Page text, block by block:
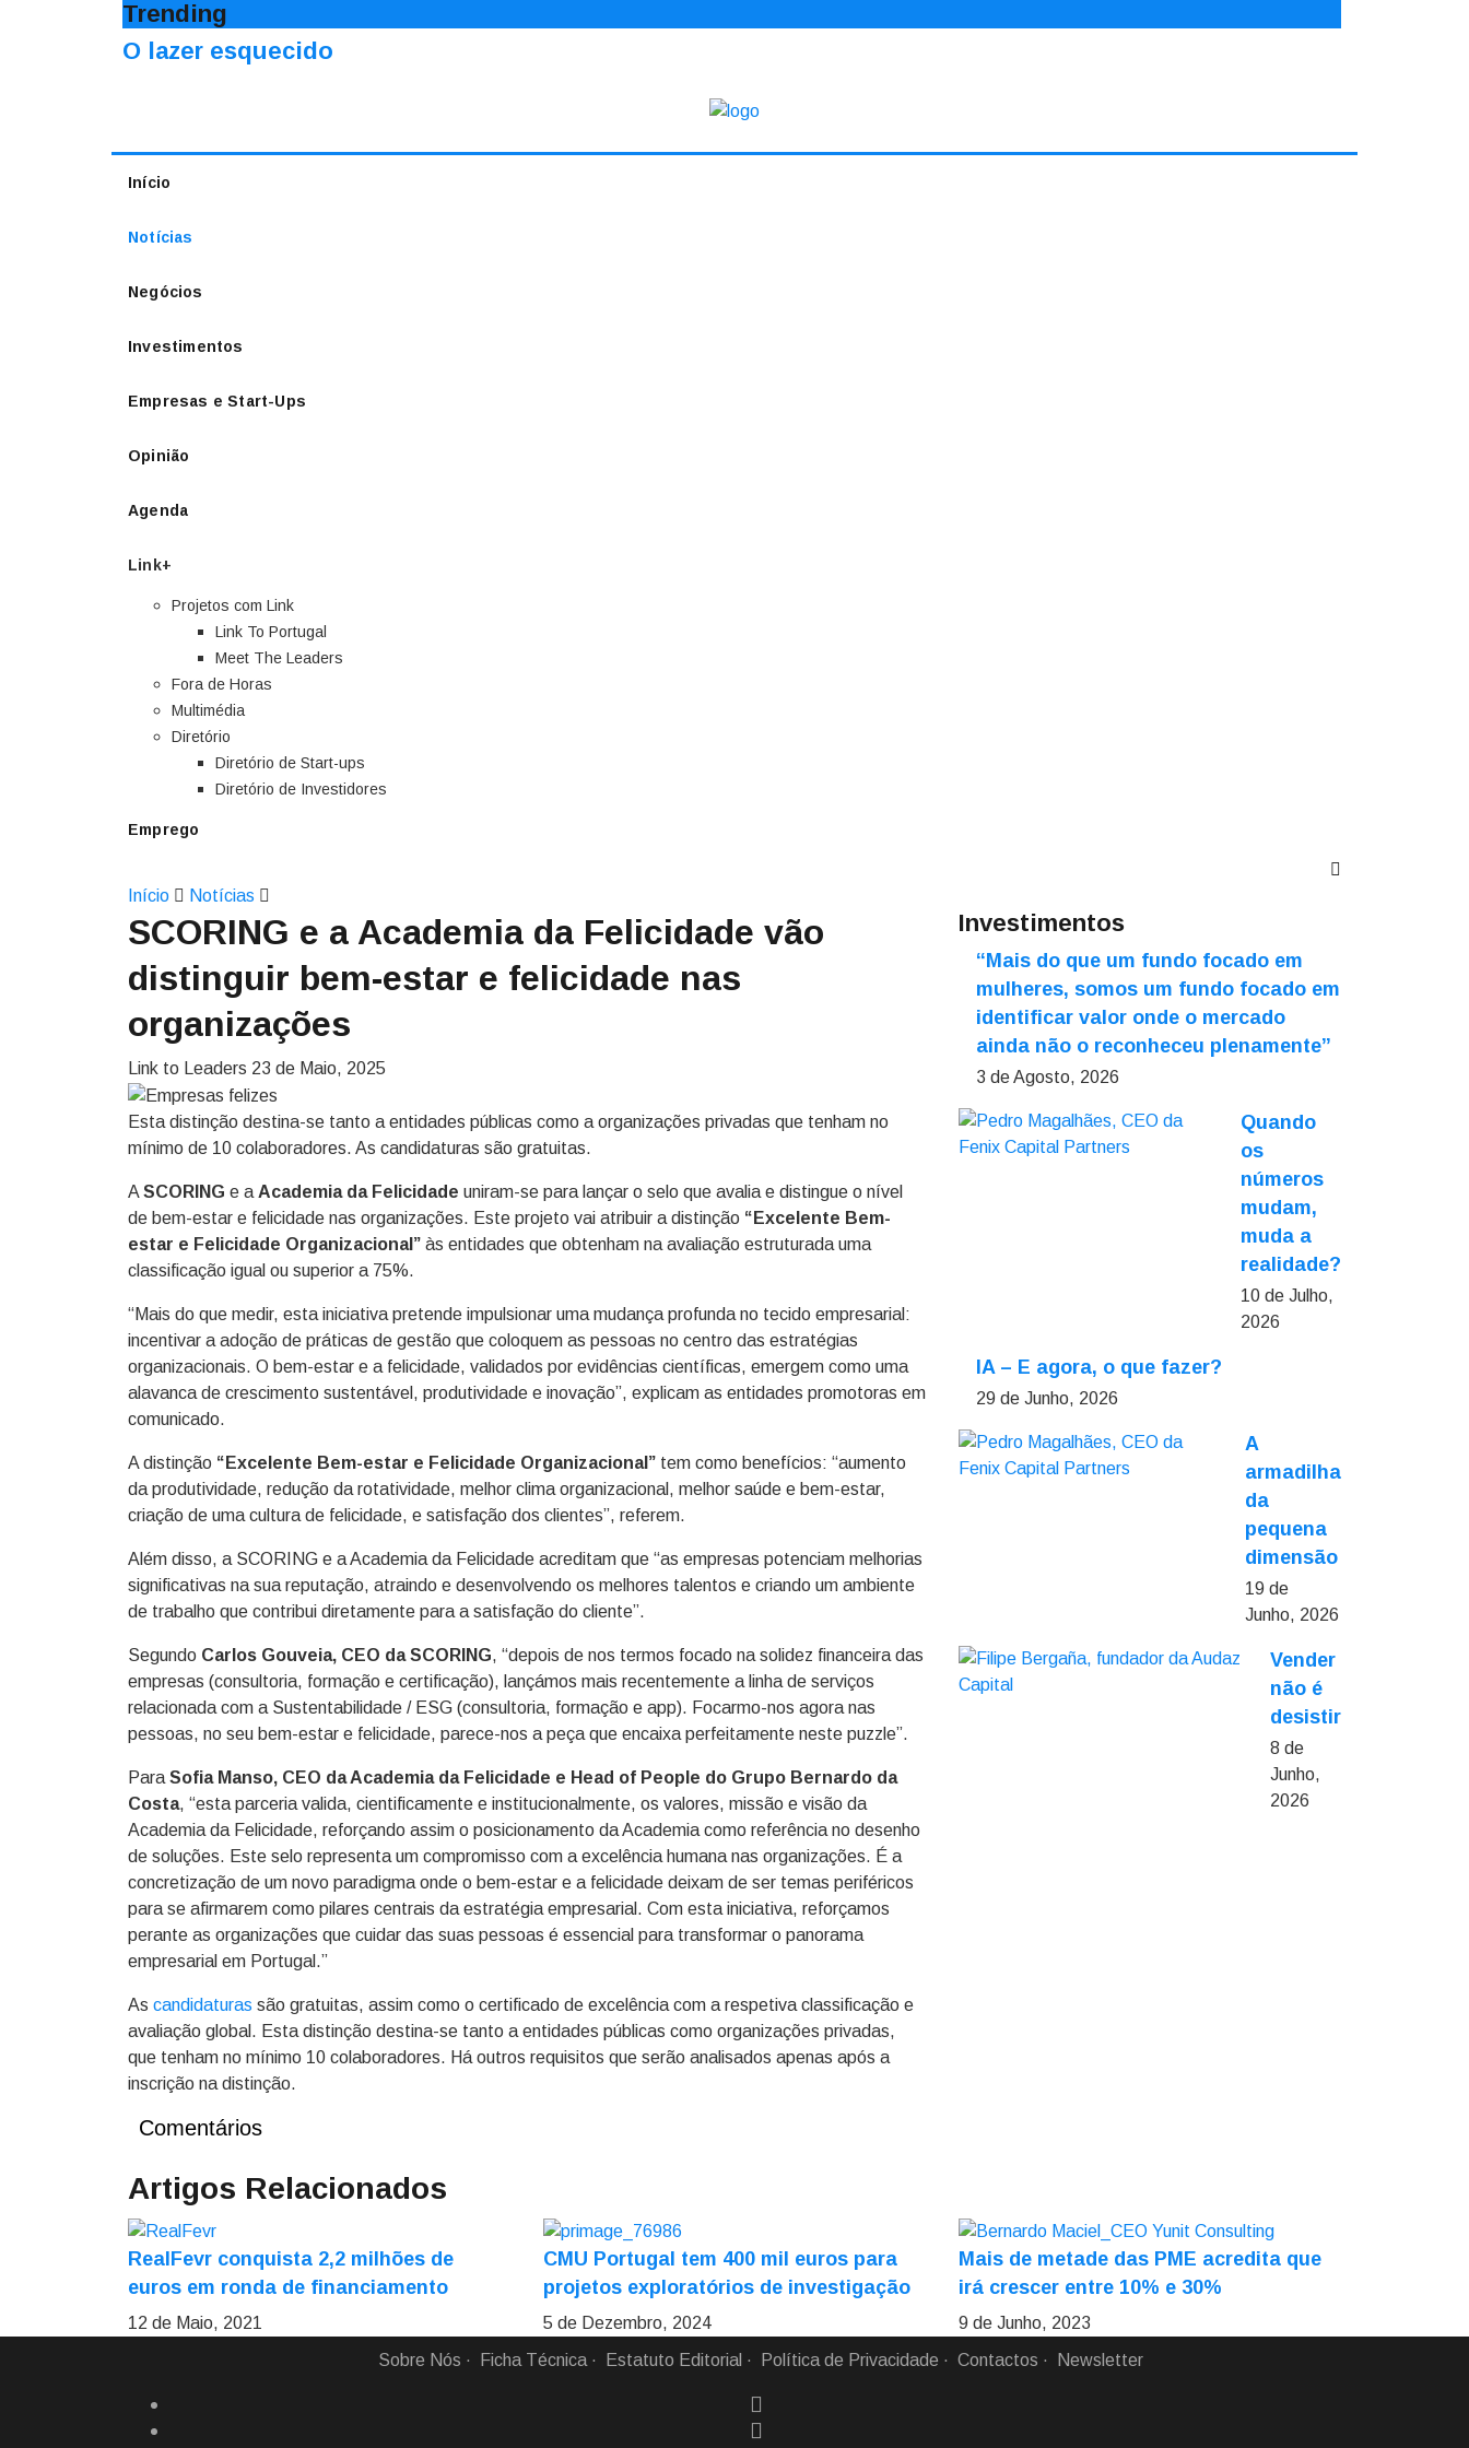
Trending
O lazer esquecido
Início
Notícias
Negócios
Investimentos
Empresas e Start-Ups
Opinião
Agenda
Link+
Projetos com Link
Link To Portugal
Meet The Leaders
Fora de Horas
Multimédia
Diretório
Diretório de Start-ups
Diretório de Investidores
Emprego
Início Notícias
SCORING e a Academia da Felicidade vão
distinguir bem-estar e felicidade nas
organizações
Link to Leaders 23 de Maio, 2025
Esta distinção destina-se tanto a entidades públicas como a organizações privadas que tenham no
mínimo de 10 colaboradores. As candidaturas são gratuitas.
A SCORING e a Academia da Felicidade uniram-se para lançar o selo que avalia e distingue o nível
de bem-estar e felicidade nas organizações. Este projeto vai atribuir a distinção “Excelente Bem-
estar e Felicidade Organizacional” às entidades que obtenham na avaliação estruturada uma
classificação igual ou superior a 75%.
“Mais do que medir, esta iniciativa pretende impulsionar uma mudança profunda no tecido empresarial:
incentivar a adoção de práticas de gestão que coloquem as pessoas no centro das estratégias
organizacionais. O bem-estar e a felicidade, validados por evidências científicas, emergem como uma
alavanca de crescimento sustentável, produtividade e inovação”, explicam as entidades promotoras em
comunicado.
A distinção “Excelente Bem-estar e Felicidade Organizacional” tem como benefícios: “aumento
da produtividade, redução da rotatividade, melhor clima organizacional, melhor saúde e bem-estar,
criação de uma cultura de felicidade, e satisfação dos clientes”, referem.
Além disso, a SCORING e a Academia da Felicidade acreditam que “as empresas potenciam melhorias
significativas na sua reputação, atraindo e desenvolvendo os melhores talentos e criando um ambiente
de trabalho que contribui diretamente para a satisfação do cliente”.
Segundo Carlos Gouveia, CEO da SCORING, “depois de nos termos focado na solidez financeira das
empresas (consultoria, formação e certificação), lançámos mais recentemente a linha de serviços
relacionada com a Sustentabilidade / ESG (consultoria, formação e app). Focarmo-nos agora nas
pessoas, no seu bem-estar e felicidade, parece-nos a peça que encaixa perfeitamente neste puzzle”.
Para Sofia Manso, CEO da Academia da Felicidade e Head of People do Grupo Bernardo da
Costa, “esta parceria valida, cientificamente e institucionalmente, os valores, missão e visão da
Academia da Felicidade, reforçando assim o posicionamento da Academia como referência no desenho
de soluções. Este selo representa um compromisso com a excelência humana nas organizações. É a
concretização de um novo paradigma onde o bem-estar e a felicidade deixam de ser temas periféricos
para se afirmarem como pilares centrais da estratégia empresarial. Com esta iniciativa, reforçamos
perante as organizações que cuidar das suas pessoas é essencial para transformar o panorama
empresarial em Portugal.”
As candidaturas são gratuitas, assim como o certificado de excelência com a respetiva classificação e
avaliação global. Esta distinção destina-se tanto a entidades públicas como organizações privadas,
que tenham no mínimo 10 colaboradores. Há outros requisitos que serão analisados apenas após a
inscrição na distinção.
Comentários
Investimentos
“Mais do que um fundo focado em
mulheres, somos um fundo focado em
identificar valor onde o mercado
ainda não o reconheceu plenamente”
3 de Agosto, 2026
Quando
os
números
mudam,
muda a
realidade?
10 de Julho,
2026
IA – E agora, o que fazer?
29 de Junho, 2026
A
armadilha
da
pequena
dimensão
19 de
Junho, 2026
Vender
não é
desistir
8 de
Junho,
2026
Artigos Relacionados
RealFevr conquista 2,2 milhões de
euros em ronda de financiamento
12 de Maio, 2021
CMU Portugal tem 400 mil euros para
projetos exploratórios de investigação
5 de Dezembro, 2024
Mais de metade das PME acredita que
irá crescer entre 10% e 30%
9 de Junho, 2023
Sobre Nós
Ficha Técnica Estatuto Editorial Política de Privacidade Contactos Newsletter